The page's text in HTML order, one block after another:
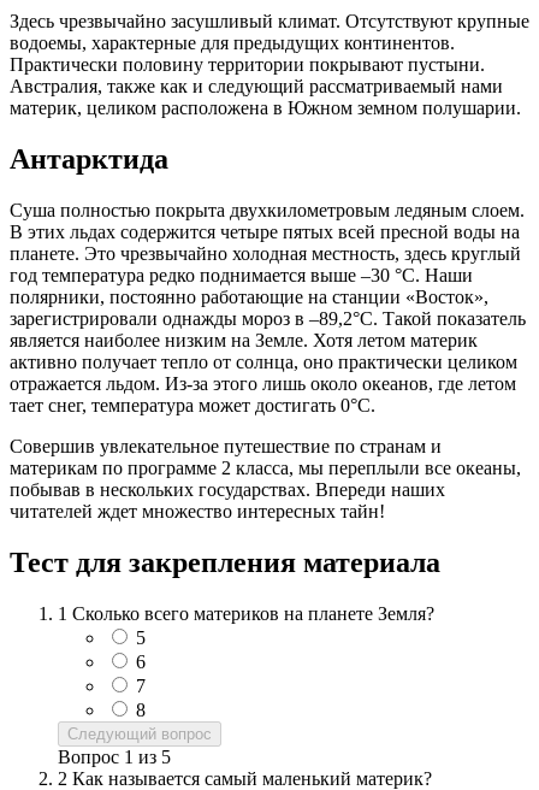
Здесь чрезвычайно засушливый климат. Отсутствуют крупные
водоемы, характерные для предыдущих континентов.
Практически половину территории покрывают пустыни.
Австралия, также как и следующий рассматриваемый нами
материк, целиком расположена в Южном земном полушарии.
Антарктида
Суша полностью покрыта двухкилометровым ледяным слоем.
В этих льдах содержится четыре пятых всей пресной воды на
планете. Это чрезвычайно холодная местность, здесь круглый
год температура редко поднимается выше –30 °С. Наши
полярники, постоянно работающие на станции «Восток»,
зарегистрировали однажды мороз в –89,2°С. Такой показатель
является наиболее низким на Земле. Хотя летом материк
активно получает тепло от солнца, оно практически целиком
отражается льдом. Из-за этого лишь около океанов, где летом
тает снег, температура может достигать 0°С.
Совершив увлекательное путешествие по странам и
материкам по программе 2 класса, мы переплыли все океаны,
побывав в нескольких государствах. Впереди наших
читателей ждет множество интересных тайн!
Тест для закрепления материала
1 Сколько всего материков на планете Земля?
5
6
7
8
Следующий вопрос
Вопрос 1 из 5
2 Как называется самый маленький материк?